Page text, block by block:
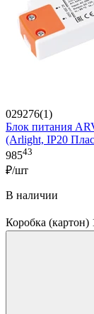
029276(1)
Блок питания
(Arlight, IP20
98543
₽/шт
В наличии
Коробка